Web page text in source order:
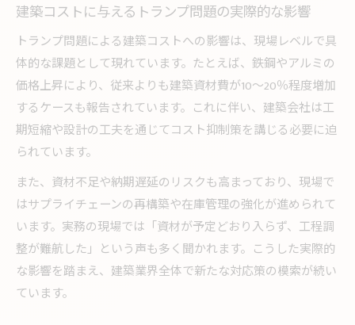
建築コストに与えるトランプ問題の実際的な影響
トランプ問題による建築コストへの影響は、現場レベルで具
体的な課題として現れています。たとえば、鉄鋼やアルミの
価格上昇により、従来よりも建築資材費が10～20％程度増加
するケースも報告されています。これに伴い、建築会社は工
期短縮や設計の工夫を通じてコスト抑制策を講じる必要に迫
られています。
また、資材不足や納期遅延のリスクも高まっており、現場で
はサプライチェーンの再構築や在庫管理の強化が進められて
います。実務の現場では「資材が予定どおり入らず、工程調
整が難航した」という声も多く聞かれます。こうした実際的
な影響を踏まえ、建築業界全体で新たな対応策の模索が続い
ています。